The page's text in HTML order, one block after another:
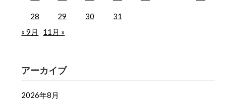
28 29 30
31
« 9月
11月 »
アーカイブ
2026年8月